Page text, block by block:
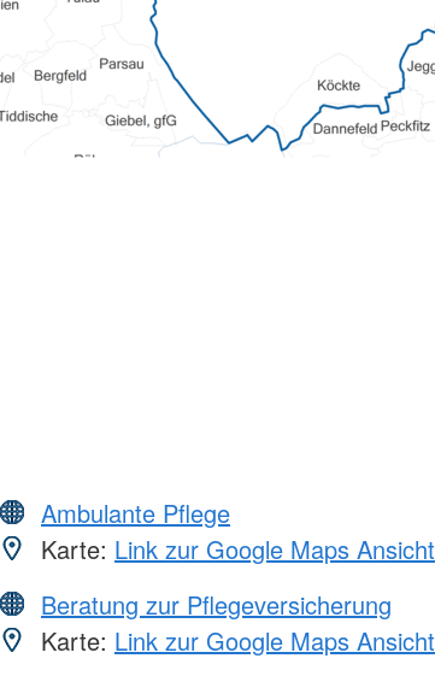
Ambulante Pflege
Karte: Link zur Google Maps Ansicht
Beratung zur Pflegeversicherung
Karte: Link zur Google Maps Ansicht